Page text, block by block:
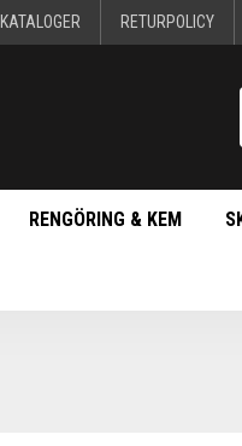
KATALOGER RETURPOLICY
RENGÖRING & KEM